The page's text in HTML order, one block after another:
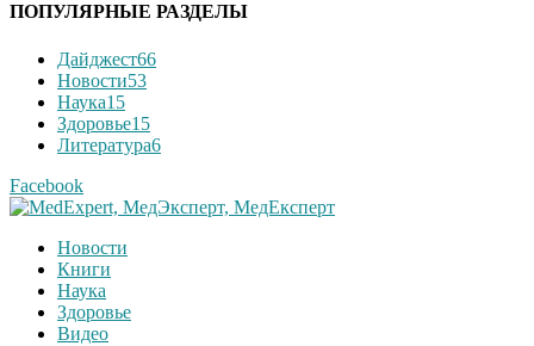
ПОПУЛЯРНЫЕ РАЗДЕЛЫ
Дайджест66
Новости53
Наука15
Здоровье15
Литература6
Facebook
Новости
Книги
Наука
Здоровье
Видео